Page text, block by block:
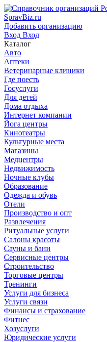
SpravBiz.ru
Добавить организацию
Вход Вход
Каталог
Авто
Аптеки
Ветеринарные клиники
Где поесть
Госуслуги
Для детей
Дома отдыха
Интернет компании
Йога центры
Кинотеатры
Культурные места
Магазины
Медцентры
Недвижимость
Ночные клубы
Образование
Одежда и обувь
Отели
Производство и опт
Развлечения
Ритуальные услуги
Салоны красоты
Сауны и бани
Сервисные центры
Строительство
Торговые центры
Тренинги
Услуги для бизнеса
Услуги связи
Финансы и страхование
Фитнес
Хозуслуги
Юридические услуги